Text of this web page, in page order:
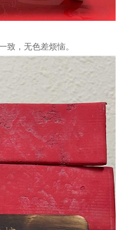
致，无色差烦恼。